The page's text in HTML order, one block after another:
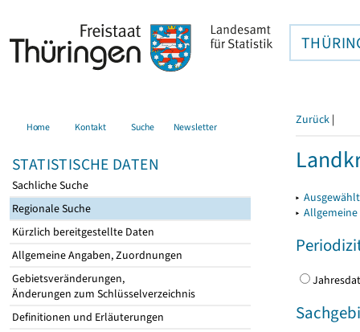
Home Kontakt Suche Newsletter
STATISTISCHE DATEN
Sachliche Suche
Regionale Suche
Kürzlich bereitgestellte Daten
Allgemeine Angaben, Zuordnungen
Gebietsveränderungen,
Änderungen zum Schlüsselverzeichnis
Definitionen und Erläuterungen
Zurück |
▸
▸